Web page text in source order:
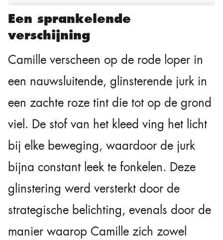
Een sprankelende
verschijning
Camille verscheen op de rode loper in
een nauwsluitende, glinsterende jurk in
een zachte roze tint die tot op de grond
viel. De stof van het kleed ving het licht
bij elke beweging, waardoor de jurk
bijna constant leek te fonkelen. Deze
glinstering werd versterkt door de
strategische belichting, evenals door de
manier waarop Camille zich zowel